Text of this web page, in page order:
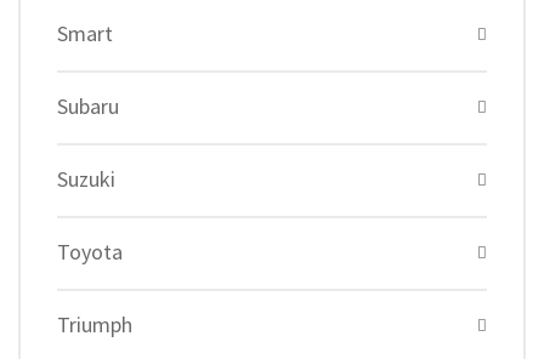
Smart
Subaru
Suzuki
Toyota
Triumph